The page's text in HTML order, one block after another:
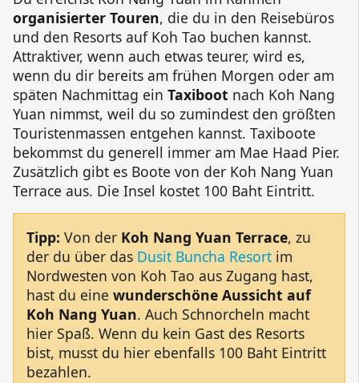
organisierter Touren, die du in den Reisebüros
und den Resorts auf Koh Tao buchen kannst.
Attraktiver, wenn auch etwas teurer, wird es,
wenn du dir bereits am frühen Morgen oder am
späten Nachmittag ein Taxiboot nach Koh Nang
Yuan nimmst, weil du so zumindest den größten
Touristenmassen entgehen kannst. Taxiboote
bekommst du generell immer am Mae Haad Pier.
Zusätzlich gibt es Boote von der Koh Nang Yuan
Terrace aus. Die Insel kostet 100 Baht Eintritt.
Tipp: Von der Koh Nang Yuan Terrace, zu
der du über das Dusit Buncha Resort im
Nordwesten von Koh Tao aus Zugang hast,
hast du eine wunderschöne Aussicht auf
Koh Nang Yuan. Auch Schnorcheln macht
hier Spaß. Wenn du kein Gast des Resorts
bist, musst du hier ebenfalls 100 Baht Eintritt
bezahlen.